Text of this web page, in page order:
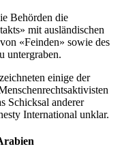
Behörden die
mit ausländischen
«Feinden» sowie des
untergraben.
einige der
Schicksal anderer
International unklar.